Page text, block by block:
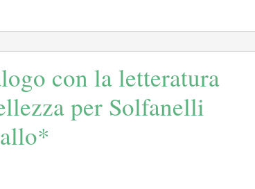
con la letteratura
per Solfanelli